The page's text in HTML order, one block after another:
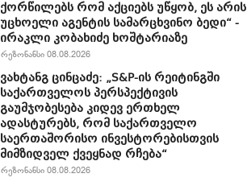
ქორწილებს რომ აქციებს უწყობ, ეს არის
უცხოელი აგენტის სამარცხვინო ბედი“ -
ირაკლი კობახიძე ხოშტარიაზე
რეზონანსი 08.08.2026
ვახტანგ ცინცაძე: „S&P-ის რეიტინგში
საქართველოს პერსპექტივის
გაუმჯობესება კიდევ ერთხელ
ადასტურებს, რომ საქართველო
საერთაშორისო ინვესტორებისთვის
მიმზიდველ ქვეყნად რჩება“
რეზონანსი 08.08.2026